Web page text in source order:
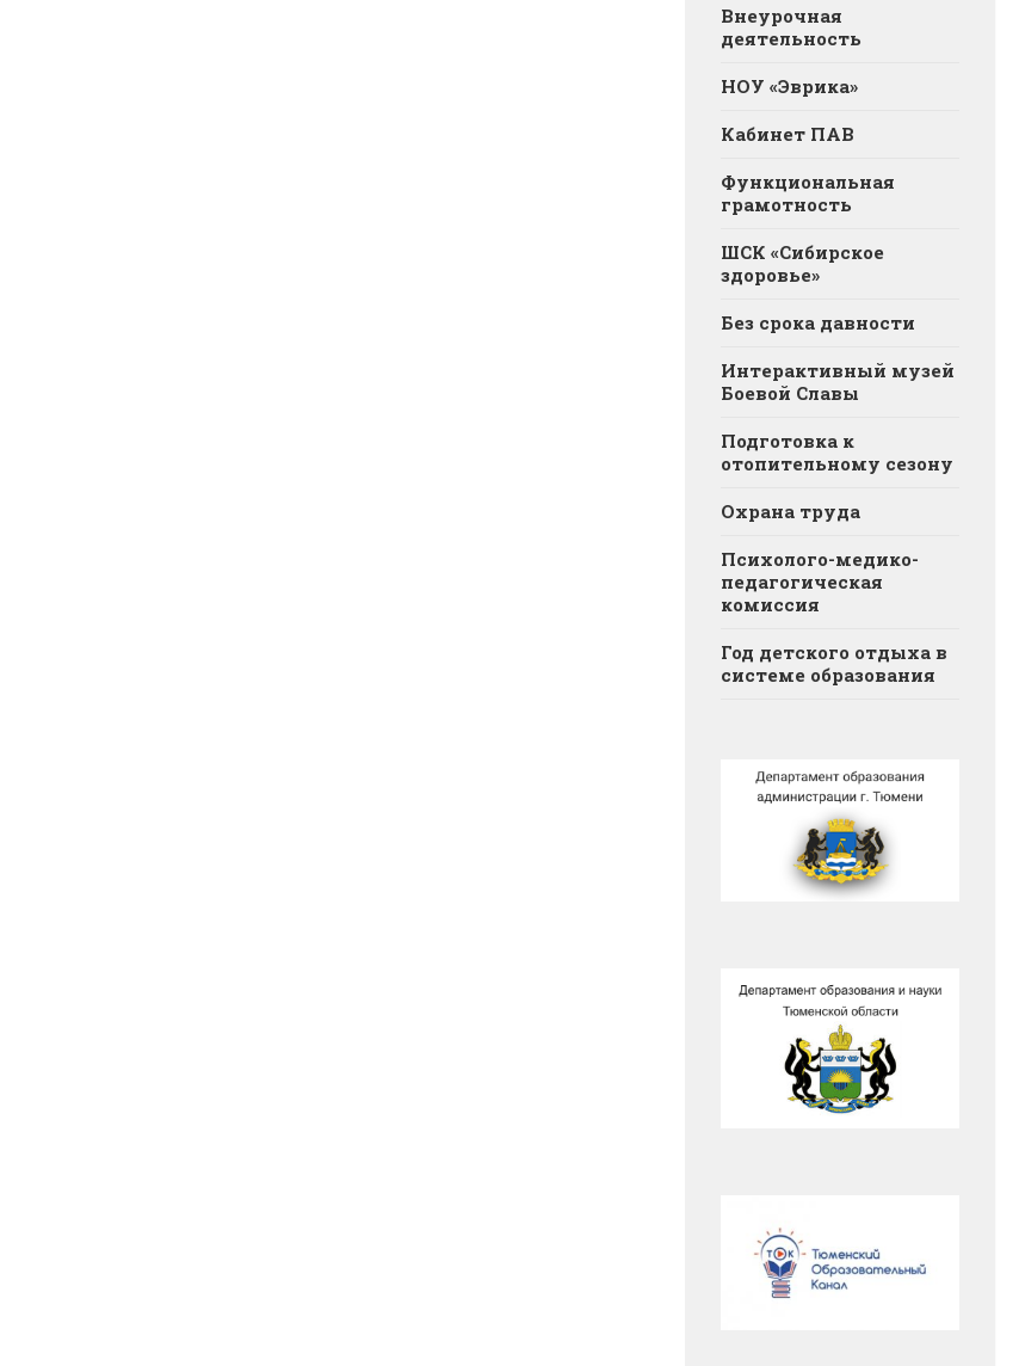
Внеурочная
деятельность
НОУ «Эврика»
Кабинет ПАВ
Функциональная
грамотность
ШСК «Сибирское
здоровье»
Без срока давности
Интерактивный музей
Боевой Славы
Подготовка к
отопительному сезону
Охрана труда
Психолого-медико-
педагогическая
комиссия
Год детского отдыха в
системе образования